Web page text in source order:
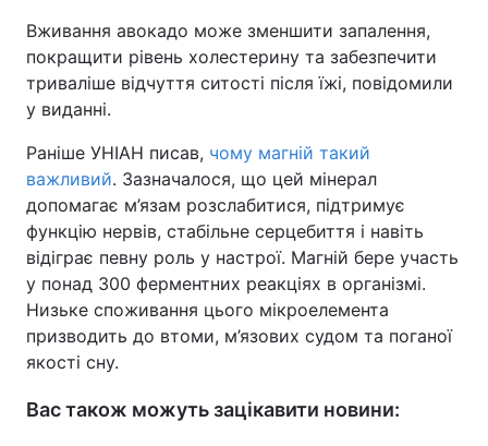
Вживання авокадо може зменшити запалення,
покращити рівень холестерину та забезпечити
триваліше відчуття ситості після їжі, повідомили
у виданні.
Раніше УНІАН писав, чому магній такий
важливий. Зазначалося, що цей мінерал
допомагає м’язам розслабитися, підтримує
функцію нервів, стабільне серцебиття і навіть
відіграє певну роль у настрої. Магній бере участь
у понад 300 ферментних реакціях в організмі.
Низьке споживання цього мікроелемента
призводить до втоми, м’язових судом та поганої
якості сну.
Вас також можуть зацікавити новини: